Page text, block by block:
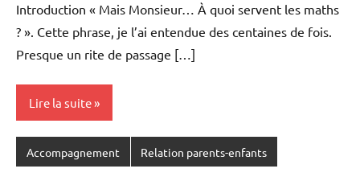
Introduction « Mais Monsieur… À quoi servent les maths
? ». Cette phrase, je l’ai entendue des centaines de fois.
Presque un rite de passage […]
Lire la suite
Accompagnement Relation parents-enfants